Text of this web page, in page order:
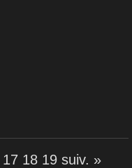
17 18 19 suiv. »